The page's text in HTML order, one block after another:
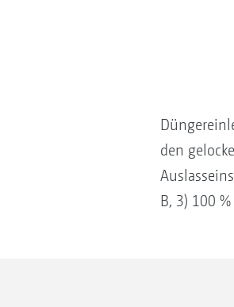
den
B, 3) 100